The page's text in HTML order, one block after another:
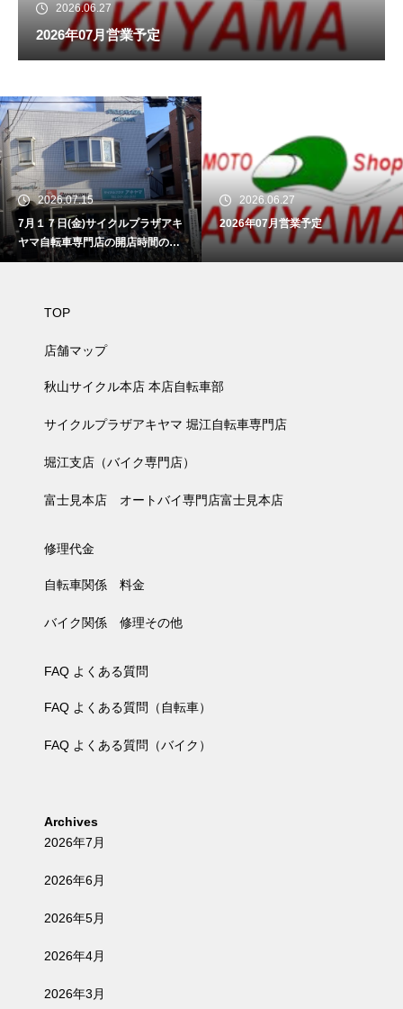
2026.06.27
2026年07月営業予定
2026.07.15
7月１７日(金)サイクルプラザアキ
ヤマ自転車専門店の開店時間のお
知らせ
2026.06.27
2026年07月営業予定
TOP
店舗マップ
秋山サイクル本店 本店自転車部
サイクルプラザアキヤマ 堀江自転車専門店
堀江支店（バイク専門店）
富士見本店 オートバイ専門店富士見本店
修理代金
自転車関係 料金
バイク関係 修理その他
FAQ よくある質問
FAQ よくある質問（自転車）
FAQ よくある質問（バイク）
Archives
2026年7月
2026年6月
2026年5月
2026年4月
2026年3月